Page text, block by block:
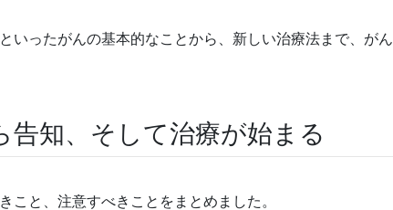
いったがんの基本的なことから、新しい治療法まで、がん
知、そして治療が始まる
こと、注意すべきことをまとめました。